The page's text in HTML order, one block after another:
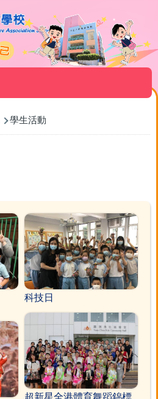
學生活動
科技日
超新星全港體育舞蹈錦標